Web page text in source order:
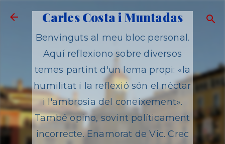
Salta al contingut principal
Carles Costa i Muntadas
Benvinguts al meu bloc personal.
Aquí reflexiono sobre diversos
temes partint d'un lema propi: «la
humilitat i la reflexió són el nèctar
i l'ambrosia del coneixement».
També opino, sovint políticament
incorrecte. Enamorat de Vic. Crec